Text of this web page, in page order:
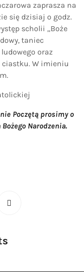
zaprasza na
się dzisiaj o godz.
scholii „Boże
taniec
oraz
ciastku. W imieniu
Poczętą prosimy o
Narodzenia.